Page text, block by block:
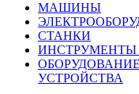
МАШИНЫ
СТАНКИ
УСТРОЙСТВА